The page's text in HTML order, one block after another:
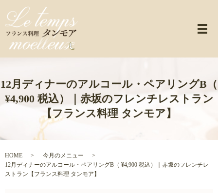
メ
12月ディナーのアルコール・ペアリングB（
¥4,900 税込）｜赤坂のフレンチレストラン
【フランス料理 タンモア】
HOME
今月のメニュー
12月ディナーのアルコール・ペアリングB（ ¥4,900 税込）｜赤坂のフレンチレ
ストラン【フランス料理 タンモア】